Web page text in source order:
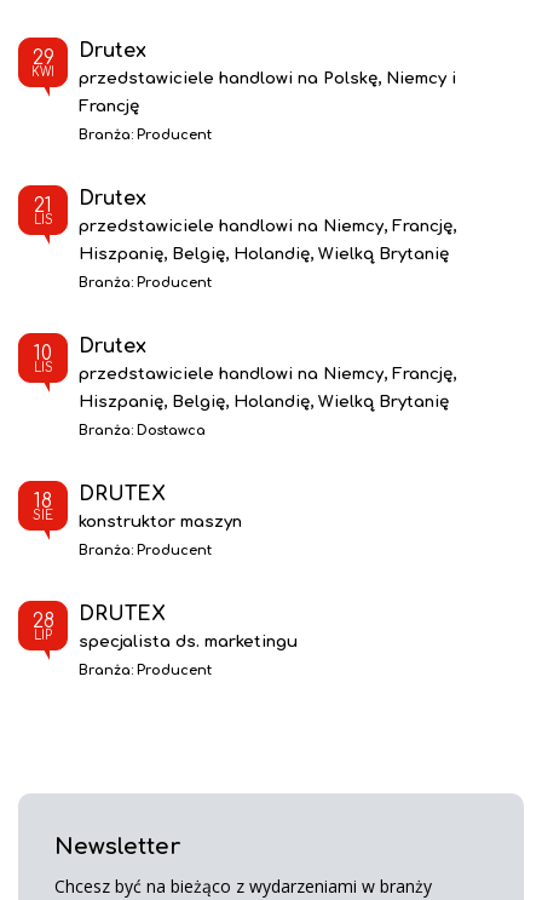
29
KWI
Drutex
przedstawiciele handlowi na Polskę, Niemcy i
Francję
Branża: Producent
21
LIS
Drutex
przedstawiciele handlowi na Niemcy, Francję,
Hiszpanię, Belgię, Holandię, Wielką Brytanię
Branża: Producent
10
LIS
Drutex
przedstawiciele handlowi na Niemcy, Francję,
Hiszpanię, Belgię, Holandię, Wielką Brytanię
Branża: Dostawca
18
SIE
DRUTEX
konstruktor maszyn
Branża: Producent
28
LIP
DRUTEX
specjalista ds. marketingu
Branża: Producent
Newsletter
Chcesz być na bieżąco z wydarzeniami w branży